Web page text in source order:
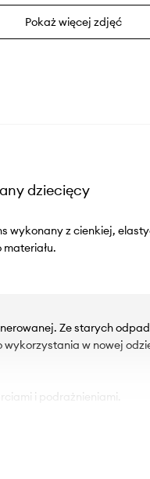
Pokaż więcej zdjęć
dziecięcy
wykonany z cienkiej,
Ze starych
wykorzystania w nowej
i podrażnieniami.